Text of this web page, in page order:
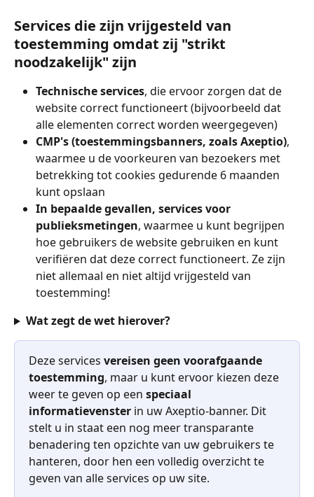
Services die zijn vrijgesteld van
toestemming omdat zij "strikt
noodzakelijk" zijn
Technische services, die ervoor zorgen dat de
website correct functioneert (bijvoorbeeld dat
alle elementen correct worden weergegeven)
CMP's (toestemmingsbanners, zoals Axeptio),
waarmee u de voorkeuren van bezoekers met
betrekking tot cookies gedurende 6 maanden
kunt opslaan
In bepaalde gevallen, services voor
publieksmetingen, waarmee u kunt begrijpen
hoe gebruikers de website gebruiken en kunt
verifiëren dat deze correct functioneert. Ze zijn
niet allemaal en niet altijd vrijgesteld van
toestemming!
Wat zegt de wet hierover?
Deze services vereisen geen voorafgaande
toestemming, maar u kunt ervoor kiezen deze
weer te geven op een speciaal
informatievenster in uw Axeptio-banner. Dit
stelt u in staat een nog meer transparante
benadering ten opzichte van uw gebruikers te
hanteren, door hen een volledig overzicht te
geven van alle services op uw site.